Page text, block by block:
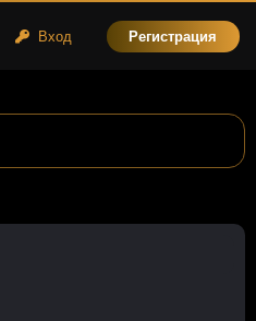
Вход Регистрация